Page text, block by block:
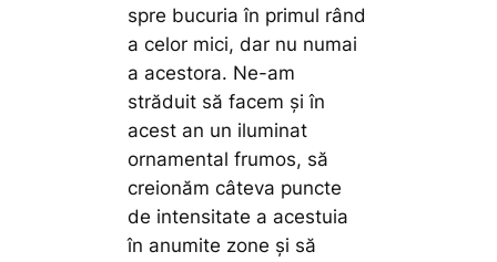
spre bucuria în primul rând
a celor mici, dar nu numai
a acestora. Ne-am
străduit să facem și în
acest an un iluminat
ornamental frumos, să
creionăm câteva puncte
de intensitate a acestuia
în anumite zone și să